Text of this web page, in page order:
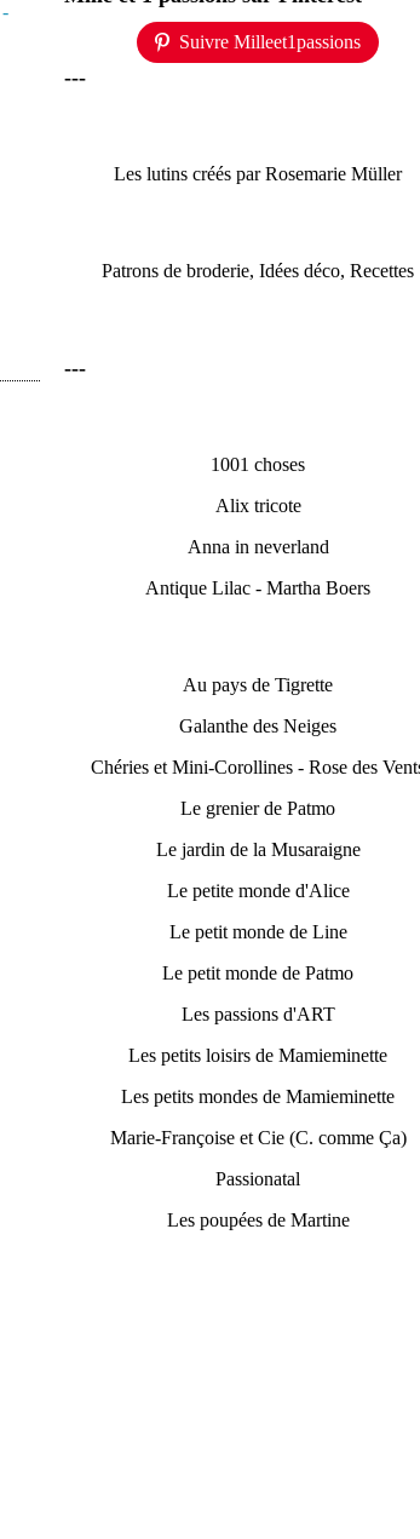
Suivre Milleet1passions
---
Les lutins créés par Rosemarie Müller
Patrons de broderie, Idées déco, Recettes
---
1001 choses
Alix tricote
Anna in neverland
Antique Lilac - Martha Boers
Au pays de Tigrette
Galanthe des Neiges
Chéries et Mini-Corollines - Rose des
Le grenier de Patmo
Le jardin de la Musaraigne
Le petite monde d'Alice
Le petit monde de Line
Le petit monde de Patmo
Les passions d'ART
Les petits loisirs de Mamieminette
Les petits mondes de Mamieminette
Marie-Françoise et Cie (C. comme Ça)
Passionatal
Les poupées de Martine